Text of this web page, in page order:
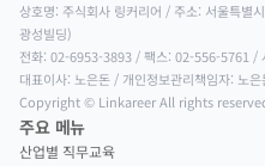
상호명: 주식회사 링커리어 / 주소: 서울특별
광성빌딩)
전화: 02-6953-3893 / 팩스: 02-556-5761 /
대표이사: 노은돈 / 개인정보관리책임자: 노은
Copyright © Linkareer All rights
주요 메뉴
산업별 직무교육